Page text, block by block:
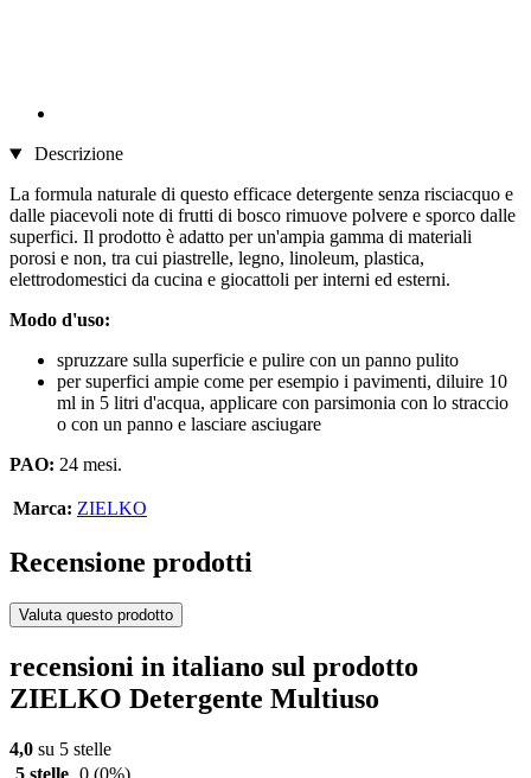
Descrizione
La formula naturale di questo efficace detergente senza risciacquo e
dalle piacevoli note di frutti di bosco rimuove polvere e sporco dalle
superfici. Il prodotto è adatto per un'ampia gamma di materiali
porosi e non, tra cui piastrelle, legno, linoleum, plastica,
elettrodomestici da cucina e giocattoli per interni ed esterni.
Modo d'uso:
spruzzare sulla superficie e pulire con un panno pulito
per superfici ampie come per esempio i pavimenti, diluire 10
ml in 5 litri d'acqua, applicare con parsimonia con lo straccio
o con un panno e lasciare asciugare
PAO: 24 mesi.
Marca: ZIELKO
Recensione prodotti
Valuta questo prodotto
recensioni in italiano sul prodotto
ZIELKO Detergente Multiuso
4,0 su 5 stelle
5 stelle 0 (0%)